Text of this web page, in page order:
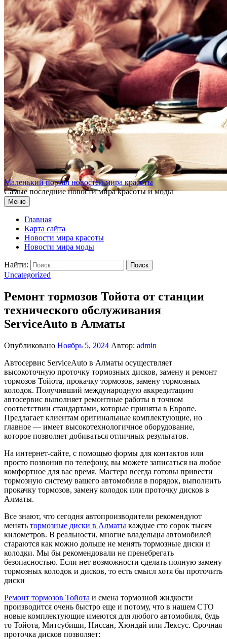
Перейти к содержимому
Маленький портал новостей мира красоты
Самые последние новости мира красоты и моды
Меню
Главная
Карта сайта
Новости мира красоты
Новости мира моды
Найти:
Uncategorized
Ремонт тормозов Тойота от станции
технического обслуживания
ServiceAuto в Алматы
Опубликовано Ноябрь 5, 2024 Автор: admin
Автосервис ServiceAuto в Алматы осуществляет
высокоточную проточку тормозных дисков, замену и ремонт
тормозов Тойота, прокачку тормозов, замену тормозных
колодок. Получивший международную аккредитацию
автосервис выполняет ремонтные работы в точном
соответствии стандартами, которые приняты в Европе.
Предлагает клиентам оригинальные комплектующие, но
главное — имеет высокотехнологичное оборудование,
которое позволяет добиваться отличных результатов.
На интернет-сайте, с помощью формы для контактов или
просто позвонив по телефону, вы можете записаться на любое
комфортное для вас время. Мастера всегда готовы привести
тормозную систему вашего автомобиля в порядок, выполнить
прокачку тормозов, замену колодок или проточку дисков в
Алматы.
Все знают, что сегодня автопроизводители рекомендуют
менять тормозные диски в Алматы каждые сто сорок тысяч
километров. В реальности, многие владельцы автомобилей
стараются как можно дольше не менять тормозные диски и
колодки. Мы бы рекомендовали не пренебрегать
безопасностью. Если нет возможности сделать полную замену
тормозных колодок и дисков, то есть смысл хотя бы проточить
диски
Ремонт тормозов Тойота и cмена тормозной жидкости
производится очень быстро еще и потому, что в нашем СТО
новые комплектующие имеются для любого автомобиля, будь
то Тойота, Митсубиши, Ниссан, Хюндай или Лексус. Срочная
проточка дисков позволяет: